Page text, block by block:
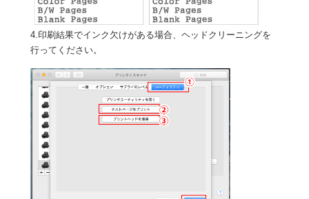
4.印刷結果でインク欠けがある場合、ヘッドクリーニングを
行ってください。